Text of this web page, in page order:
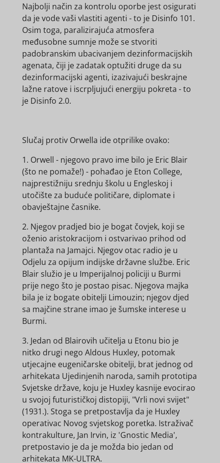
Najbolji način za kontrolu oporbe jest osigurati
da je vode vaši vlastiti agenti - to je Disinfo 101.
Osim toga, paralizirajuća atmosfera
međusobne sumnje može se stvoriti
padobranskim ubacivanjem dezinformacijskih
agenata, čiji je zadatak optužiti druge da su
dezinformacijski agenti, izazivajući beskrajne
lažne ratove i iscrpljujući energiju pokreta - to
je Disinfo 2.0.
Slučaj protiv Orwella ide otprilike ovako:
1. Orwell - njegovo pravo ime bilo je Eric Blair
(što ne pomaže!) - pohađao je Eton College,
najprestižniju srednju školu u Engleskoj i
utočište za buduće političare, diplomate i
obavještajne časnike.
2. Njegov pradjed bio je bogat čovjek, koji se
oženio aristokracijom i ostvarivao prihod od
plantaža na Jamajci. Njegov otac radio je u
Odjelu za opijum indijske državne službe. Eric
Blair služio je u Imperijalnoj policiji u Burmi
prije nego što je postao pisac. Njegova majka
bila je iz bogate obitelji Limouzin; njegov djed
sa majčine strane imao je šumske interese u
Burmi.
3. Jedan od Blairovih učitelja u Etonu bio je
nitko drugi nego Aldous Huxley, potomak
utjecajne eugeničarske obitelji, brat jednog od
arhitekata Ujedinjenih naroda, samih prototipa
Svjetske države, koju je Huxley kasnije evocirao
u svojoj futurističkoj distopiji, "Vrli novi svijet"
(1931.). Stoga se pretpostavlja da je Huxley
operativac Novog svjetskog poretka. Istraživač
kontrakulture, Jan Irvin, iz 'Gnostic Media',
pretpostavio je da je možda bio jedan od
arhitekata MK-ULTRA.